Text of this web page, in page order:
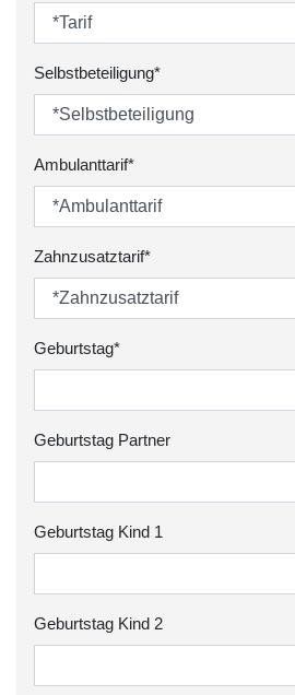
Selbstbeteiligung*
Ambulanttarif*
Zahnzusatztarif*
Geburtstag*
Geburtstag Partner
Geburtstag Kind 1
Geburtstag Kind 2